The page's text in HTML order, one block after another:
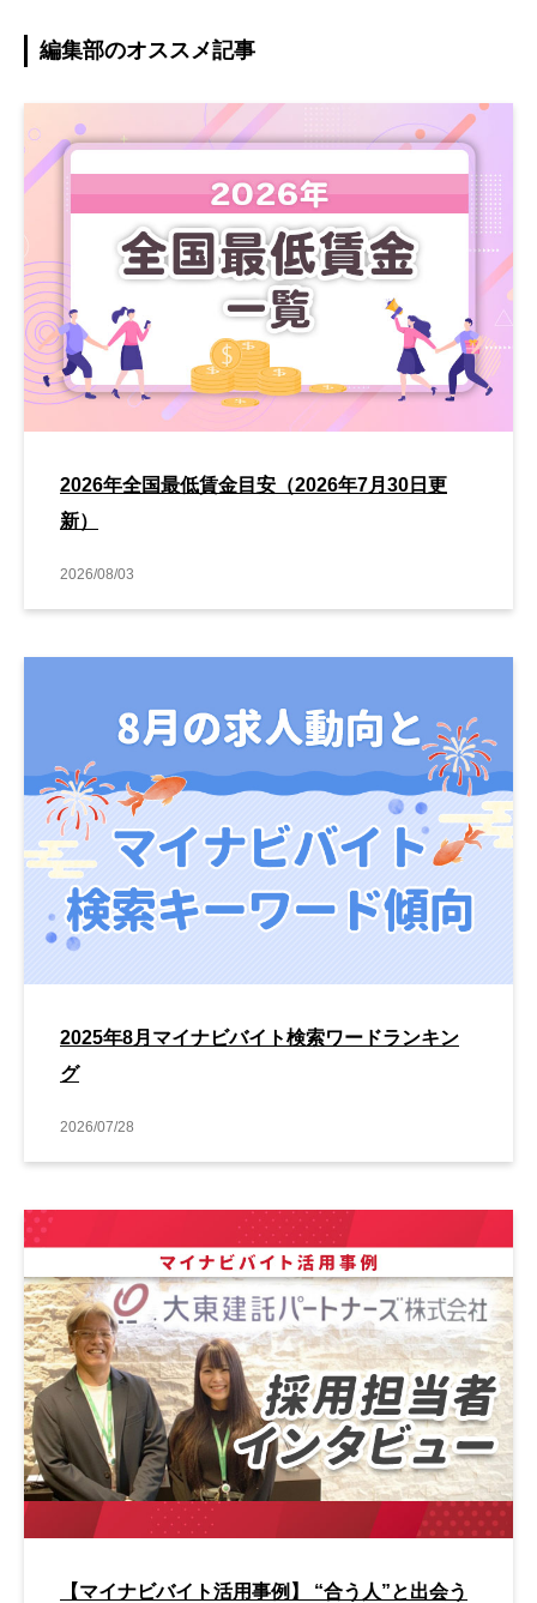
編集部のオススメ記事
2026年全国最低賃金目安（2026年7月30日更
新）
2026/08/03
2025年8月マイナビバイト検索ワードランキン
グ
2026/07/28
【マイナビバイト活用事例】 “合う人”と出会う